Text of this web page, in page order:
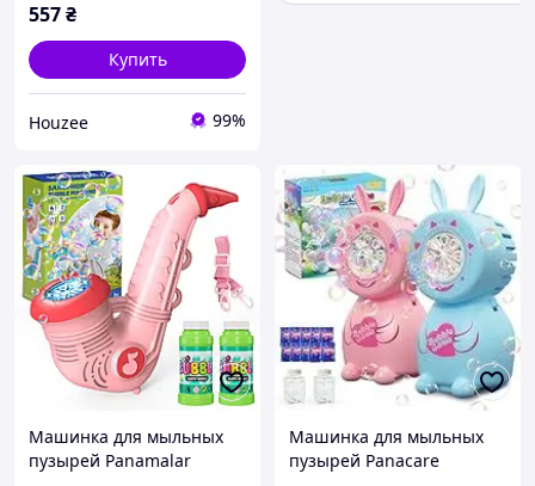
557₴
Купить
Houzee 99%
Машинка для мыльных
пузырей Panamalar
Машинка для мыльных
пузырей Panacare